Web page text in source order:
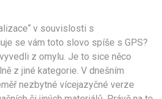
v souvislosti s
se vám toto slovo spíše s GPS?
z omylu. Je to sice něco
z jiné kategorie. V dnešním
nezbytné vícejazyčné verze